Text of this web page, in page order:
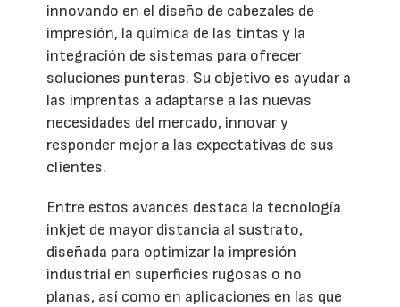
innovando en el diseño de cabezales de
impresión, la química de las tintas y la
integración de sistemas para ofrecer
soluciones punteras. Su objetivo es ayudar a
las imprentas a adaptarse a las nuevas
necesidades del mercado, innovar y
responder mejor a las expectativas de sus
clientes.
Entre estos avances destaca la tecnología
inkjet de mayor distancia al sustrato,
diseñada para optimizar la impresión
industrial en superficies rugosas o no
planas, así como en aplicaciones en las que